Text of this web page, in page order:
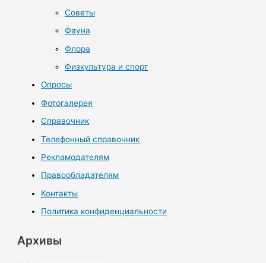
Советы
Фауна
Флора
Физкультура и спорт
Опросы
Фотогалерея
Справочник
Телефонный справочник
Рекламодателям
Правообладателям
Контакты
Политика конфиденциальности
Архивы